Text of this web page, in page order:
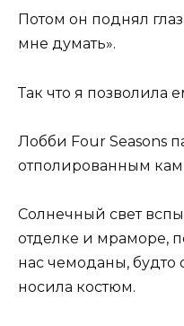
Потом он поднял
мне думать».
Так что я позволила
Лобби Four Seasons
отполированным
Солнечный свет
отделке и мраморе,
нас чемоданы, будто
носила костюм.